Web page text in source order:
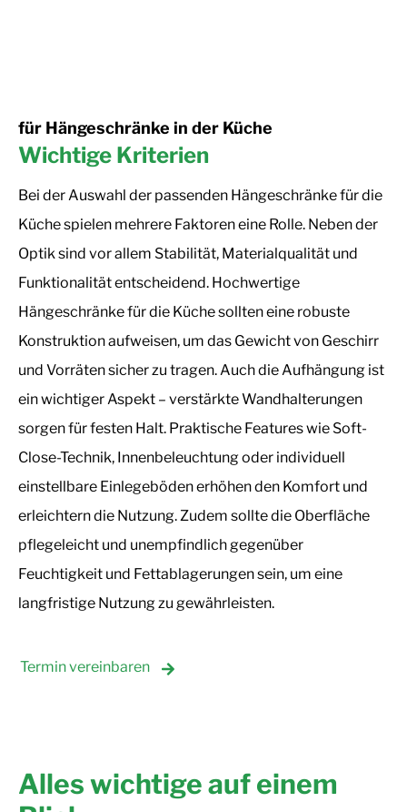
für Hängeschränke in der Küche
Wichtige Kriterien
Bei der Auswahl der passenden Hängeschränke für die
Küche spielen mehrere Faktoren eine Rolle. Neben der
Optik sind vor allem Stabilität, Materialqualität und
Funktionalität entscheidend. Hochwertige
Hängeschränke für die Küche sollten eine robuste
Konstruktion aufweisen, um das Gewicht von Geschirr
und Vorräten sicher zu tragen. Auch die Aufhängung ist
ein wichtiger Aspekt – verstärkte Wandhalterungen
sorgen für festen Halt. Praktische Features wie Soft-
Close-Technik, Innenbeleuchtung oder individuell
einstellbare Einlegeböden erhöhen den Komfort und
erleichtern die Nutzung. Zudem sollte die Oberfläche
pflegeleicht und unempfindlich gegenüber
Feuchtigkeit und Fettablagerungen sein, um eine
langfristige Nutzung zu gewährleisten.
Termin vereinbaren
Alles wichtige auf einem